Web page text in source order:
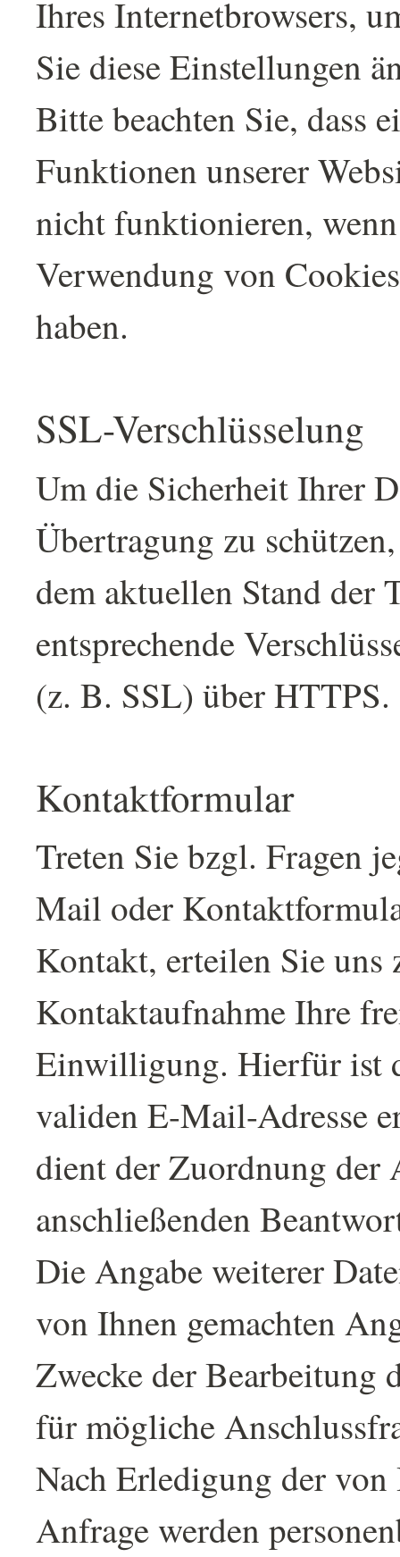
Ihres Internetbrowsers,
Sie diese Einstellungen
Bitte beachten Sie, dass
Funktionen unserer
nicht funktionieren,
Verwendung von
haben.
SSL-Verschlüsselung
Um die Sicherheit Ihrer
Übertragung zu
dem aktuellen Stand der
entsprechende
(z. B. SSL) über HTTPS.
Kontaktformular
Treten Sie bzgl. Fragen
Mail oder
Kontakt, erteilen Sie uns
Kontaktaufnahme Ihre
Einwilligung. Hierfür ist
validen E-Mail-Adresse
dient der Zuordnung der
anschließenden
Die Angabe weiterer
von Ihnen gemachten
Zwecke der Bearbeitung
für mögliche
Nach Erledigung der von
Anfrage werden